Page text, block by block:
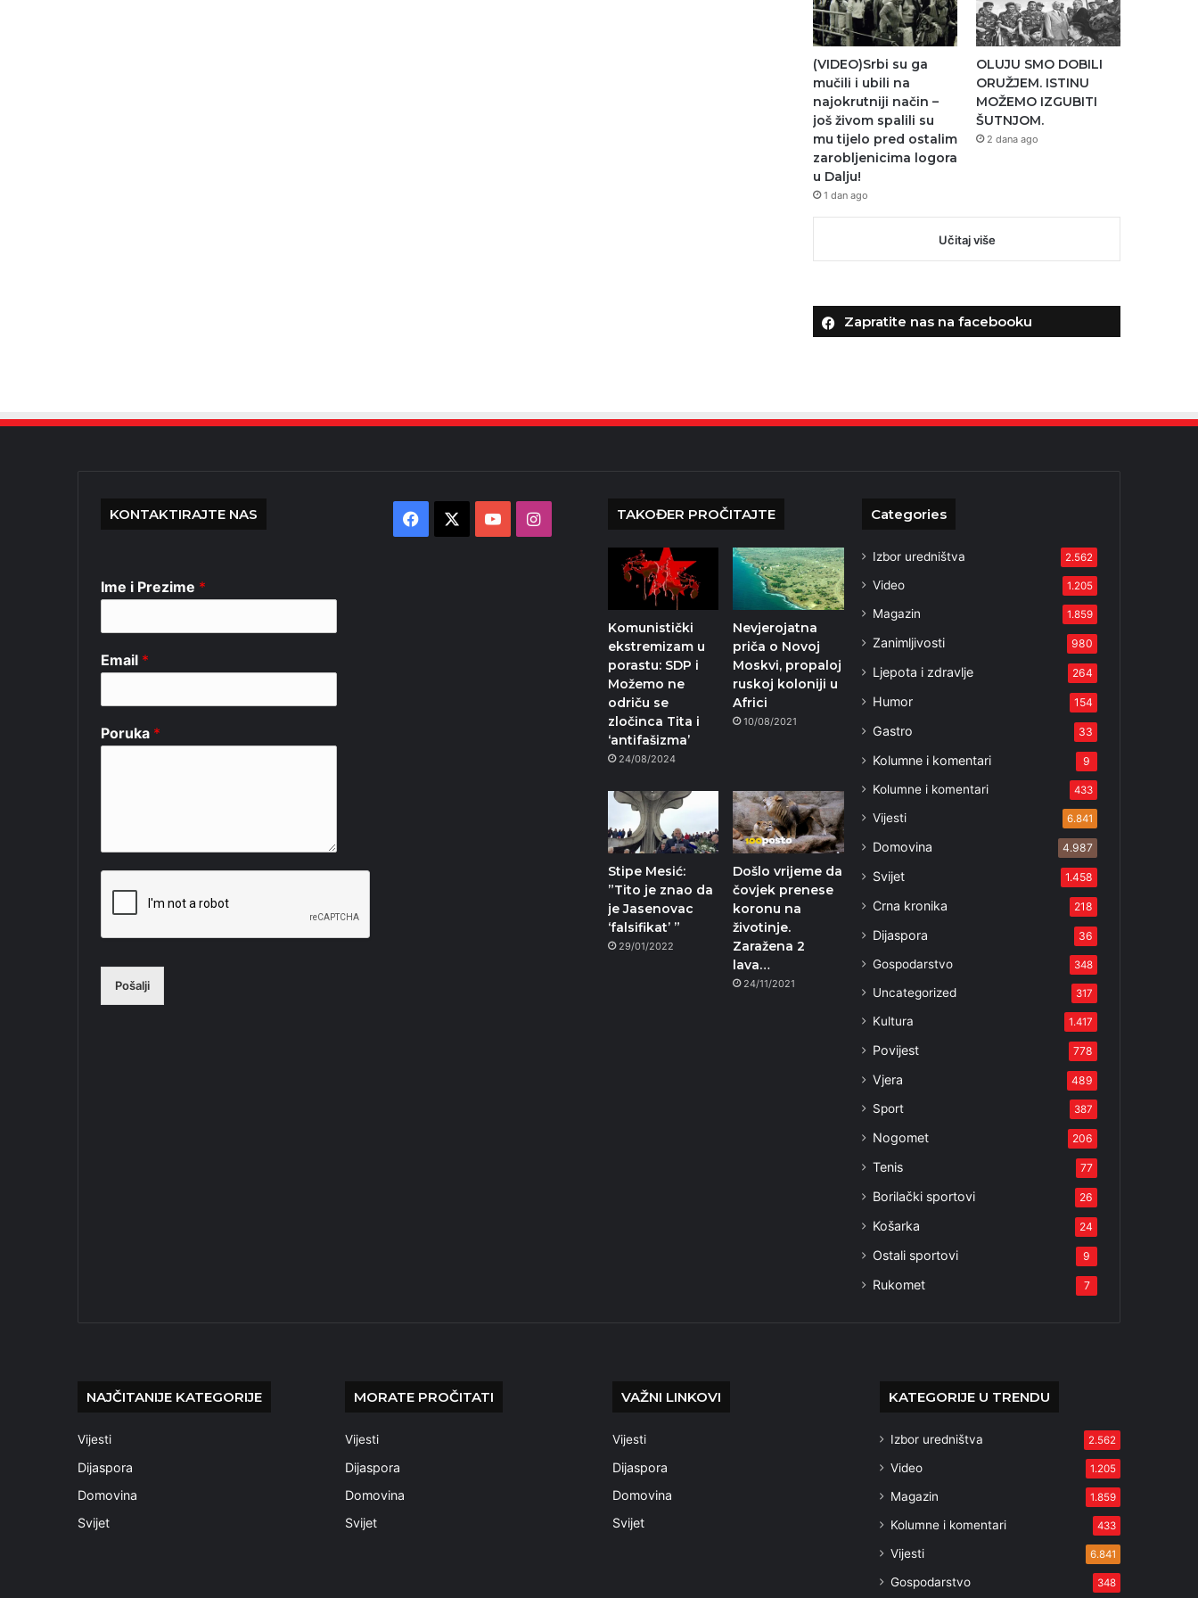
(VIDEO)Srbi su ga
mučili i ubili na
najokrutniji način –
još živom spalili su
mu tijelo pred ostalim
zarobljenicima logora
u Dalju!
1 dan ago
OLUJU SMO DOBILI
ORUŽJEM. ISTINU
MOŽEMO IZGUBITI
ŠUTNJOM.
2 dana ago
Učitaj više
Zapratite nas na facebooku
KONTAKTIRAJTE NAS
Ime i Prezime *
Email *
Poruka *
Pošalji
Facebook YouTubeInstagram TAKOĐER PROČITAJTE
Komunistički
ekstremizam u
porastu: SDP i
Možemo ne
odriču se
zločinca Tita i
‘antifašizma’
24/08/2024
Nevjerojatna
priča o Novoj
Moskvi, propaloj
ruskoj koloniji u
Africi
10/08/2021
Stipe Mesić:
”Tito je znao da
je Jasenovac
‘falsifikat’ ”
29/01/2022
Došlo vrijeme da
čovjek prenese
koronu na
životinje.
Zaražena 2
lava…
24/11/2021
Categories
Izbor uredništva 2.562
Video 1.205
Magazin 1.859
Zanimljivosti 980
Ljepota i zdravlje 264
Humor 154
Gastro 33
Kolumne i komentari 9
Kolumne i komentari 433
Vijesti 6.841
Domovina 4.987
Svijet 1.458
Crna kronika 218
Dijaspora 36
Gospodarstvo 348
Uncategorized 317
Kultura 1.417
Povijest 778
Vjera 489
Sport 387
Nogomet 206
Tenis 77
Borilački sportovi 26
Košarka 24
Ostali sportovi 9
Rukomet 7
NAJČITANIJE KATEGORIJE
Vijesti
Dijaspora
Domovina
Svijet
MORATE PROČITATI
Vijesti
Dijaspora
Domovina
Svijet
VAŽNI LINKOVI
Vijesti
Dijaspora
Domovina
Svijet
KATEGORIJE U TRENDU
Izbor uredništva 2.562
Video 1.205
Magazin 1.859
Kolumne i komentari 433
Vijesti 6.841
Gospodarstvo 348